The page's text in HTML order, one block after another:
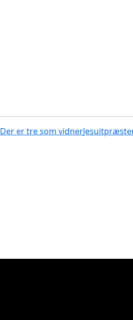
Der er tre som vidner